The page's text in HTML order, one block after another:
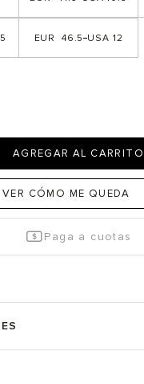
12
46.5
AGREGAR AL CARRITO
VER CÓMO ME QUEDA
Paga a cuotas